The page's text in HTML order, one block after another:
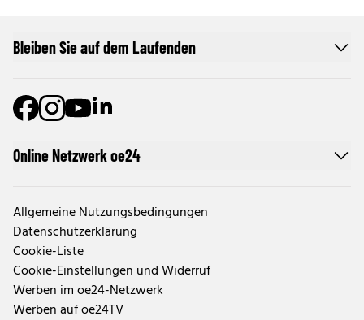
Online Netzwerk oe24
Allgemeine Nutzungsbedingungen
Datenschutzerklärung
Cookie-Liste
Cookie-Einstellungen und Widerruf
Werben im oe24-Netzwerk
Werben auf oe24TV
Bleiben Sie auf dem Laufenden